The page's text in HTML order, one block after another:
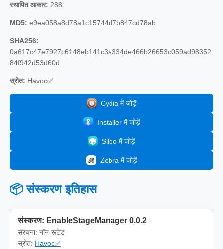
स्थापित आकार: 288
MD5: e9ea058a8d78a1c15744d7b847cd78ab
SHA256:
0a617c47e7927c6148eb141c3a334de466b26653c059ad98352
84f942d53d60d
स्रोत: Havoc✅
Cydia में जोड़ें
Installer में जोड़ें
Sileo में जोड़ें
Zebra में जोड़ें
📦 संस्करण इतिहास
संस्करण: EnableStageManager 0.0.2
संरचना: नॉन-रूटेड
स्रोत: Havoc✅